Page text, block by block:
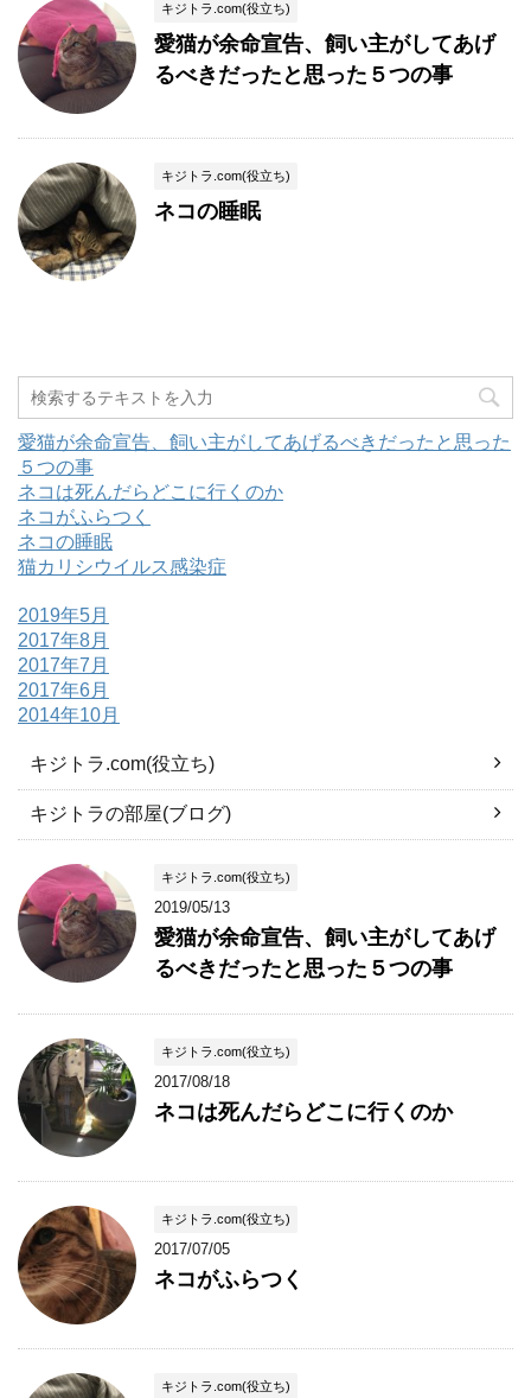
キジトラ.com(役立ち)
愛猫が余命宣告、飼い主がしてあげ
るべきだったと思った５つの事
キジトラ.com(役立ち)
ネコの睡眠
愛猫が余命宣告、飼い主がしてあげるべきだったと思った
５つの事
ネコは死んだらどこに行くのか
ネコがふらつく
ネコの睡眠
猫カリシウイルス感染症
2019年5月
2017年8月
2017年7月
2017年6月
2014年10月
キジトラ.com(役立ち)
キジトラの部屋(ブログ)
キジトラ.com(役立ち)
2019/05/13
愛猫が余命宣告、飼い主がしてあげ
るべきだったと思った５つの事
キジトラ.com(役立ち)
2017/08/18
ネコは死んだらどこに行くのか
キジトラ.com(役立ち)
2017/07/05
ネコがふらつく
キジトラ.com(役立ち)